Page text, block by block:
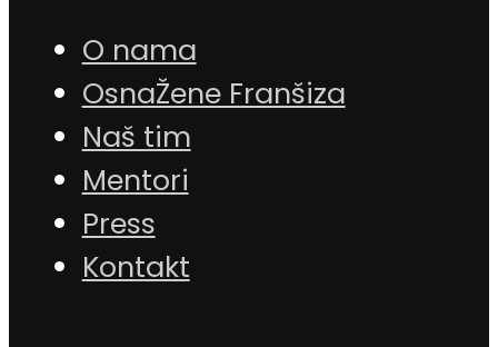
O nama
OsnaŽene Franšiza
Naš tim
Mentori
Press
Kontakt